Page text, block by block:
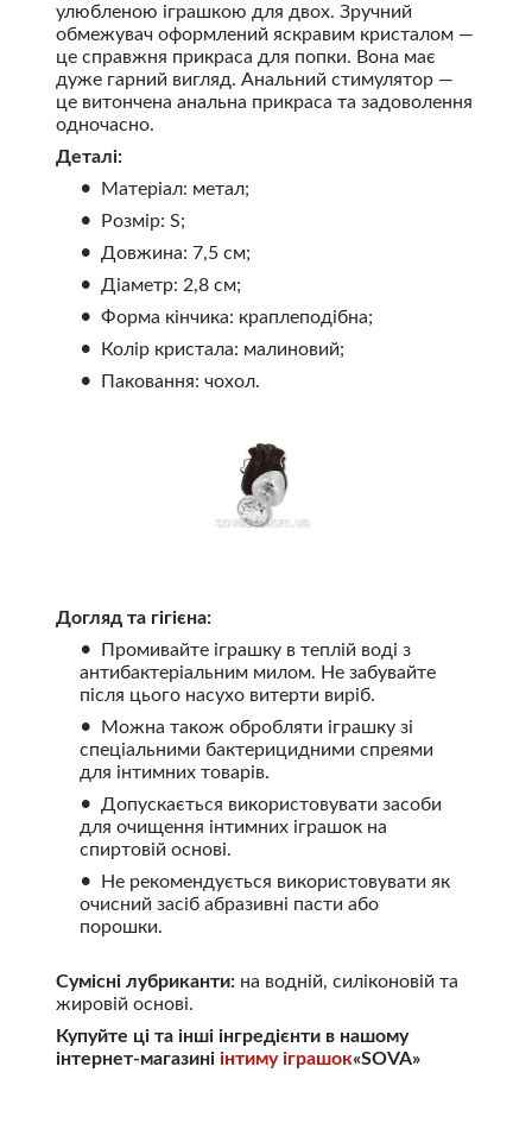
улюбленою іграшкою для двох. Зручний
обмежувач оформлений яскравим кристалом —
це справжня прикраса для попки. Вона має
дуже гарний вигляд. Анальний стимулятор —
це витончена анальна прикраса та задоволення
одночасно.
Деталі:
Матеріал: метал;
Розмір: S;
Довжина: 7,5 см;
Діаметр: 2,8 см;
Форма кінчика: краплеподібна;
Колір кристала: малиновий;
Паковання: чохол.
Догляд та гігієна:
Промивайте іграшку в теплій воді з
антибактеріальним милом. Не забувайте
після цього насухо витерти виріб.
Можна також обробляти іграшку зі
спеціальними бактерицидними спреями
для інтимних товарів.
Допускається використовувати засоби
для очищення інтимних іграшок на
спиртовій основі.
Не рекомендується використовувати як
очисний засіб абразивні пасти або
порошки.
Сумісні лубриканти:на водній, силіконовій та
жировій основі.
Купуйте ці та інші інгредієнти в нашому
інтернет-магазині інтиму іграшок«SOVA»